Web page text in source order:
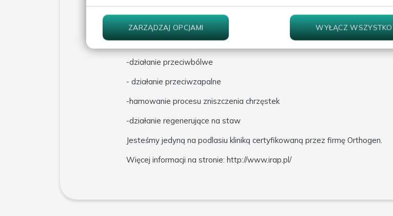
ZARZĄDZAJ OPCJAMI WYŁĄCZ WSZYSTKO
tkanek.
Wskazania do użycia ORTHOKINU:
-działanie przeciwbólwe
- działanie przeciwzapalne
-hamowanie procesu zniszczenia chrzęstek
-działanie regenerujące na staw
Jesteśmy jedyną na podlasiu kliniką certyfikowaną przez firmę Orthogen.
Więcej informacji na stronie: http://www.irap.pl/